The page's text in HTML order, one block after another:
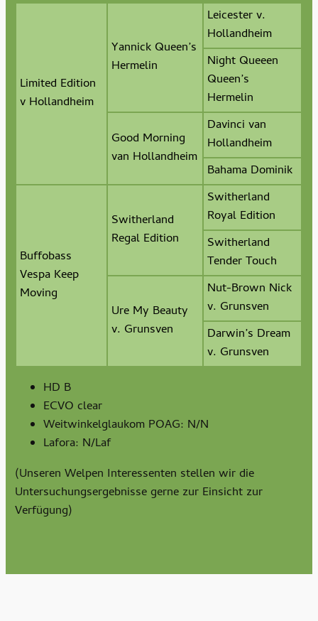
Limited Edition
v Hollandheim
Yannick Queen’s
Hermelin
Leicester v.
Hollandheim
Night Queeen
Queen’s
Hermelin
Good Morning
van Hollandheim
Davinci van
Hollandheim
Bahama Dominik
Buffobass
Vespa Keep
Moving
Switherland
Regal Edition
Switherland
Royal Edition
Switherland
Tender Touch
Ure My Beauty
v. Grunsven
Nut-Brown Nick
v. Grunsven
Darwin’s Dream
v. Grunsven
HD B
ECVO clear
Weitwinkelglaukom POAG: N/N
Lafora: N/Laf
(Unseren Welpen Interessenten stellen wir die
Untersuchungsergebnisse gerne zur Einsicht zur
Verfügung)